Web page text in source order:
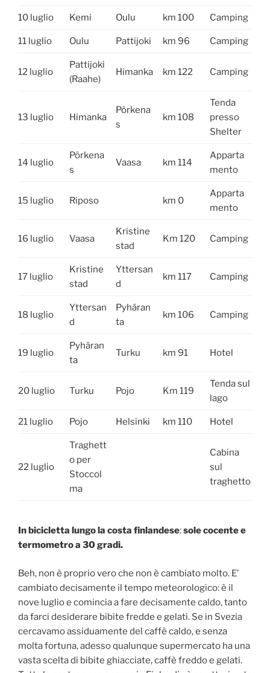
10 luglio Kemi Oulu km 100 Camping
11 luglio Oulu Pattijoki km 96 Camping
12 luglio
Pattijoki
(Raahe)
Himanka km 122 Camping
13 luglio Himanka
Pörkena
s
km 108
Tenda
presso
Shelter
14 luglio
Pörkena
s
Vaasa km 114
Apparta
mento
15 luglio Riposo km 0
Apparta
mento
16 luglio Vaasa
Kristine
stad
Km 120 Camping
17 luglio
Kristine
stad
Yttersan
d
km 117 Camping
18 luglio
Yttersan
d
Pyhäran
ta
km 106 Camping
19 luglio
Pyhäran
ta
Turku km 91 Hotel
20 luglio Turku Pojo Km 119
Tenda sul
lago
21 luglio Pojo Helsinki km 110 Hotel
22 luglio
Traghett
o per
Stoccol
ma
Cabina
sul
traghetto
In bicicletta lungo la costa finlandese:sole cocente e
termometro a 30 gradi.
Beh, non è proprio vero che non è cambiato molto. E’
cambiato decisamente il tempo meteorologico: è il
nove luglio e comincia a fare decisamente caldo, tanto
da farci desiderare bibite fredde e gelati. Se in Svezia
cercavamo assiduamente del caffè caldo, e senza
molta fortuna, adesso qualunque supermercato ha una
vasta scelta di bibite ghiacciate, caffè freddo e gelati.